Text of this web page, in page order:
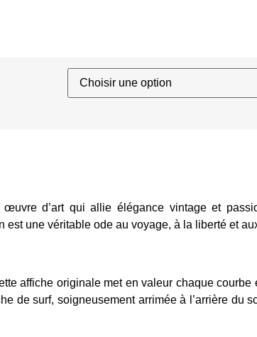
d’art qui allie élégance vintage et
est une véritable ode au voyage, à la liberté et
affiche originale met en valeur chaque
de surf, soigneusement arrimée à l’arrière du